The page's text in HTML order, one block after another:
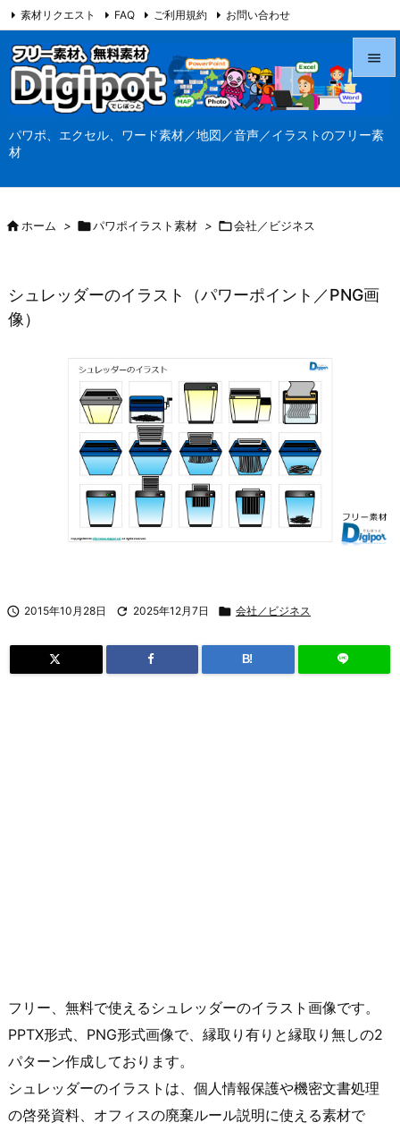
パワポ、エクセル、ワード素材／地図／音声／イラストのフリー素
材



検索
素材リクエスト FAQ ご利用規約 お問い合わせ
当サイト（Digipot.net）について
ホーム > パワポイラスト素材 > 会社／ビジネス
シュレッダーのイラスト（パワーポイント／PNG画
像）
 2015年10月28日  2025年12月7日  会社／ビジネス
B!
フリー、無料で使えるシュレッダーのイラスト画像です。
PPTX形式、PNG形式画像で、縁取り有りと縁取り無しの2
パターン作成しております。
シュレッダーのイラストは、個人情報保護や機密文書処理
の啓発資料、オフィスの廃棄ルール説明に使える素材で